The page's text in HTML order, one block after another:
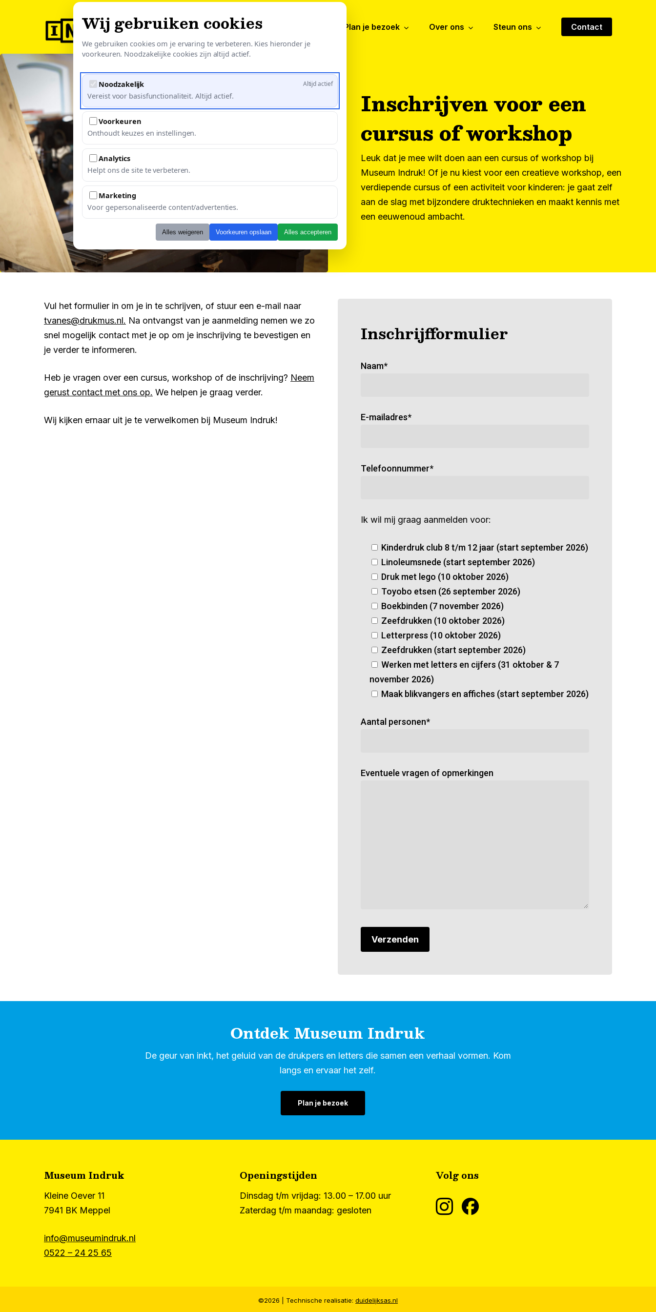
Ontdek Plan je bezoek Over ons Steun ons Contact
Inschrijven voor een
cursus of workshop
Leuk dat je mee wilt doen aan een cursus of workshop bij
Museum Indruk! Of je nu kiest voor een creatieve workshop, een
verdiepende cursus of een activiteit voor kinderen: je gaat zelf
aan de slag met bijzondere druktechnieken en maakt kennis met
een eeuwenoud ambacht.
Vul het formulier in om je in te schrijven, of stuur een e-mail naar
tvanes@drukmus.nl. Na ontvangst van je aanmelding nemen we zo
snel mogelijk contact met je op om je inschrijving te bevestigen en
je verder te informeren.
Heb je vragen over een cursus, workshop of de inschrijving? Neem
gerust contact met ons op. We helpen je graag verder.
Wij kijken ernaar uit je te verwelkomen bij Museum Indruk!
Inschrijfformulier
Naam*
E-mailadres*
Telefoonnummer*
Ik wil mij graag aanmelden voor:
Kinderdruk club 8 t/m 12 jaar (start september 2026)
Linoleumsnede (start september 2026)
Druk met lego (10 oktober 2026)
Toyobo etsen (26 september 2026)
Boekbinden (7 november 2026)
Zeefdrukken (10 oktober 2026)
Letterpress (10 oktober 2026)
Zeefdrukken (start september 2026)
Werken met letters en cijfers (31 oktober & 7
november 2026)
Maak blikvangers en affiches (start september 2026)
Aantal personen*
Eventuele vragen of opmerkingen
Ontdek Museum Indruk
De geur van inkt, het geluid van de drukpers en letters die samen een verhaal vormen. Kom
langs en ervaar het zelf.
Plan je bezoek
Museum Indruk
Kleine Oever 11
7941 BK Meppel
info@museumindruk.nl
0522 – 24 25 65
Openingstijden
Dinsdag t/m vrijdag: 13.00 – 17.00 uur
Zaterdag t/m maandag: gesloten
Volg ons
©2026 | Technische realisatie: duidelijksas.nl
Wij gebruiken cookies
We gebruiken cookies om je ervaring te verbeteren. Kies hieronder je
voorkeuren. Noodzakelijke cookies zijn altijd actief.
Noodzakelijk Altijd actief
Vereist voor basisfunctionaliteit. Altijd actief.
Voorkeuren
Onthoudt keuzes en instellingen.
Analytics
Helpt ons de site te verbeteren.
Marketing
Voor gepersonaliseerde content/advertenties.
Alles weigeren Voorkeuren opslaan Alles accepteren